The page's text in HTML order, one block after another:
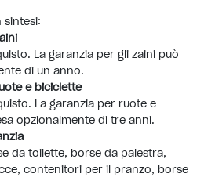
sintesi:
La garanzia per gli zaini può
di un anno.
e biciclette
La garanzia per ruote e
opzionalmente di tre anni.
da toilette, borse da palestra,
contenitori per il pranzo, borse